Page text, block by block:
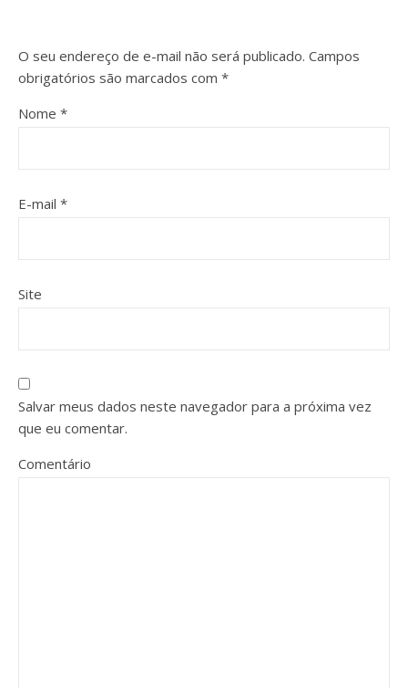
O seu endereço de e-mail não será publicado. Campos
obrigatórios são marcados com *
Nome *
E-mail *
Site
Salvar meus dados neste navegador para a próxima vez
que eu comentar.
Comentário